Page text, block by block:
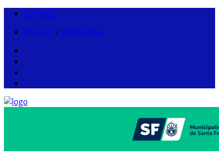
Contacto
Ingresar / Registrarse